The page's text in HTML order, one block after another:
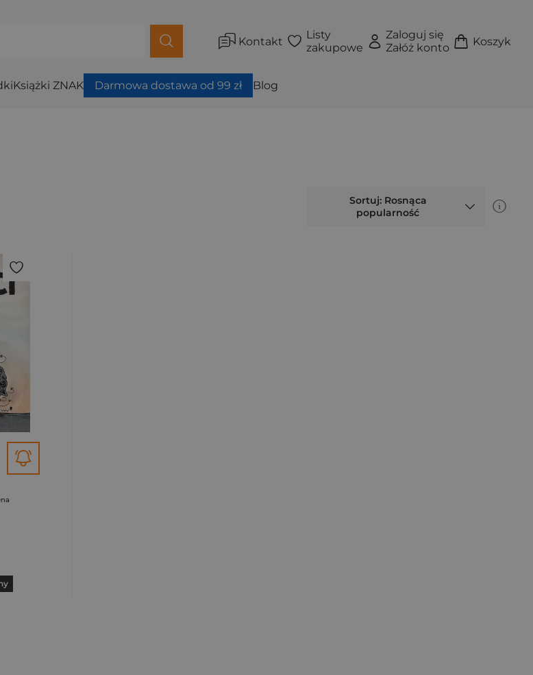
Kontakt
Listy
zakupowe
Zaloguj się
Załóż konto
Koszyk
Książki ZNAK Darmowa dostawa od 99 zł Blog
Sortuj: Rosnąca
popularność